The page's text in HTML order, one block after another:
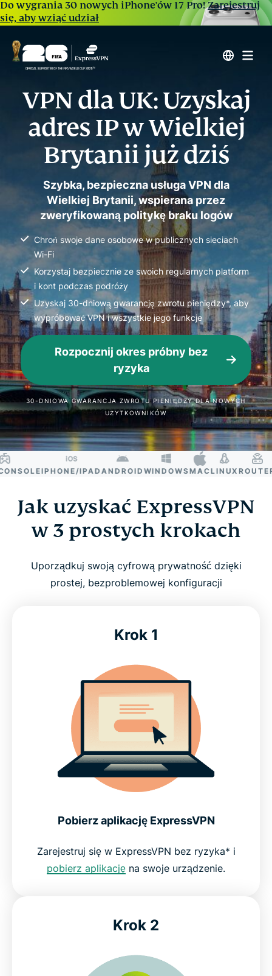
Do wygrania 30 nowych iPhone'ów 17 Pro!Zarejestruj
się, aby wziąć udział
VPN dla UK: Uzyskaj
adres IP w Wielkiej
Brytanii już dziś
Szybka, bezpieczna usługa VPN dla
Wielkiej Brytanii, wspierana przez
zweryfikowaną politykę braku logów
Chroń swoje dane osobowe w publicznych sieciach
Wi-Fi
Korzystaj bezpiecznie ze swoich regularnych platform
i kont podczas podróży
Uzyskaj 30-dniową gwarancję zwrotu pieniędzy*, aby
wypróbować VPN i wszystkie jego funkcje
Rozpocznij okres próbny bez
ryzyka
30-DNIOWA GWARANCJA ZWROTU PIENIĘDZY DLA NOWYCH
UŻYTKOWNIKÓW
IPHONE/IPADANDROIDWINDOWSMACLINUXROUTER
Jak uzyskać ExpressVPN
w 3 prostych krokach
Uporządkuj swoją cyfrową prywatność dzięki
prostej, bezproblemowej konfiguracji
Krok 1
Pobierz aplikację ExpressVPN
Zarejestruj się w ExpressVPN bez ryzyka* i
pobierz aplikację na swoje urządzenie.
Krok 2